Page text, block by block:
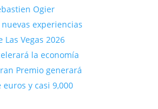
Ogier
experiencias
Las Vegas 2026
la economía
Premio generará
y casi 9,000